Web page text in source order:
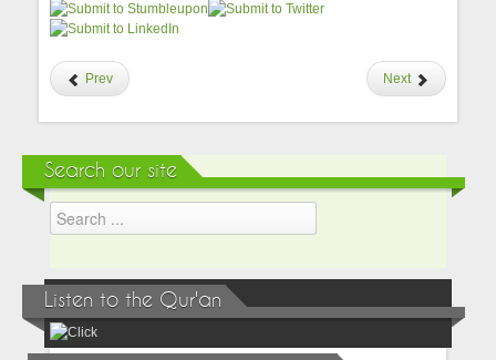
Prev Next
Search our site
Listen to the Qur'an